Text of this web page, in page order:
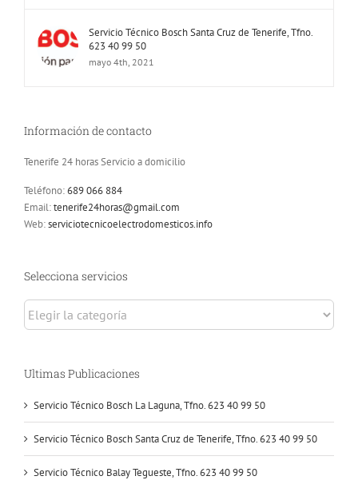
Servicio Técnico Bosch Santa Cruz de Tenerife, Tfno.
623 40 99 50
mayo 4th, 2021
Información de contacto
Tenerife 24 horas Servicio a domicilio
Teléfono:689 066 884
Email:tenerife24horas@gmail.com
Web:serviciotecnicoelectrodomesticos.info
Selecciona servicios
Selecciona
servicios
Ultimas Publicaciones
Servicio Técnico Bosch La Laguna, Tfno. 623 40 99 50
Servicio Técnico Bosch Santa Cruz de Tenerife, Tfno. 623 40 99 50
Servicio Técnico Balay Tegueste, Tfno. 623 40 99 50